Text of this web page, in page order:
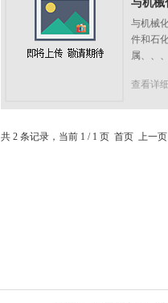
与机械
与机械
件和石
属、、
查看详
共 2 条记录，当前 1 / 1 页 首页 上一